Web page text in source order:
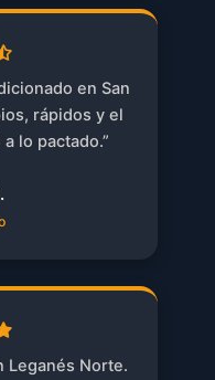
en San
rápidos y el
lo pactado.”
Leganés Norte.